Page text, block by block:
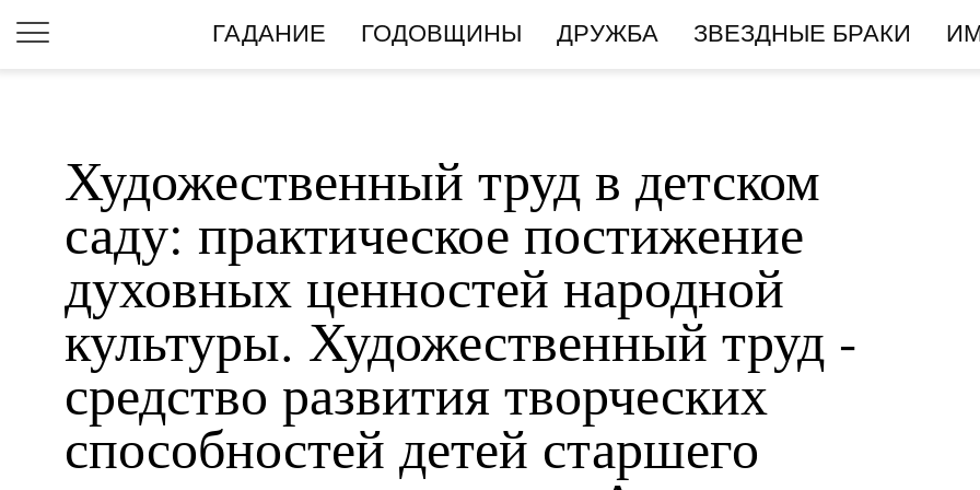
ГАДАНИЕ ГОДОВЩИНЫ ДРУЖБА ЗВЕЗДНЫЕ БРАКИ
Художественный труд в детском
саду: практическое постижение
духовных ценностей народной
культуры. Художественный труд -
средство развития творческих
способностей детей старшего